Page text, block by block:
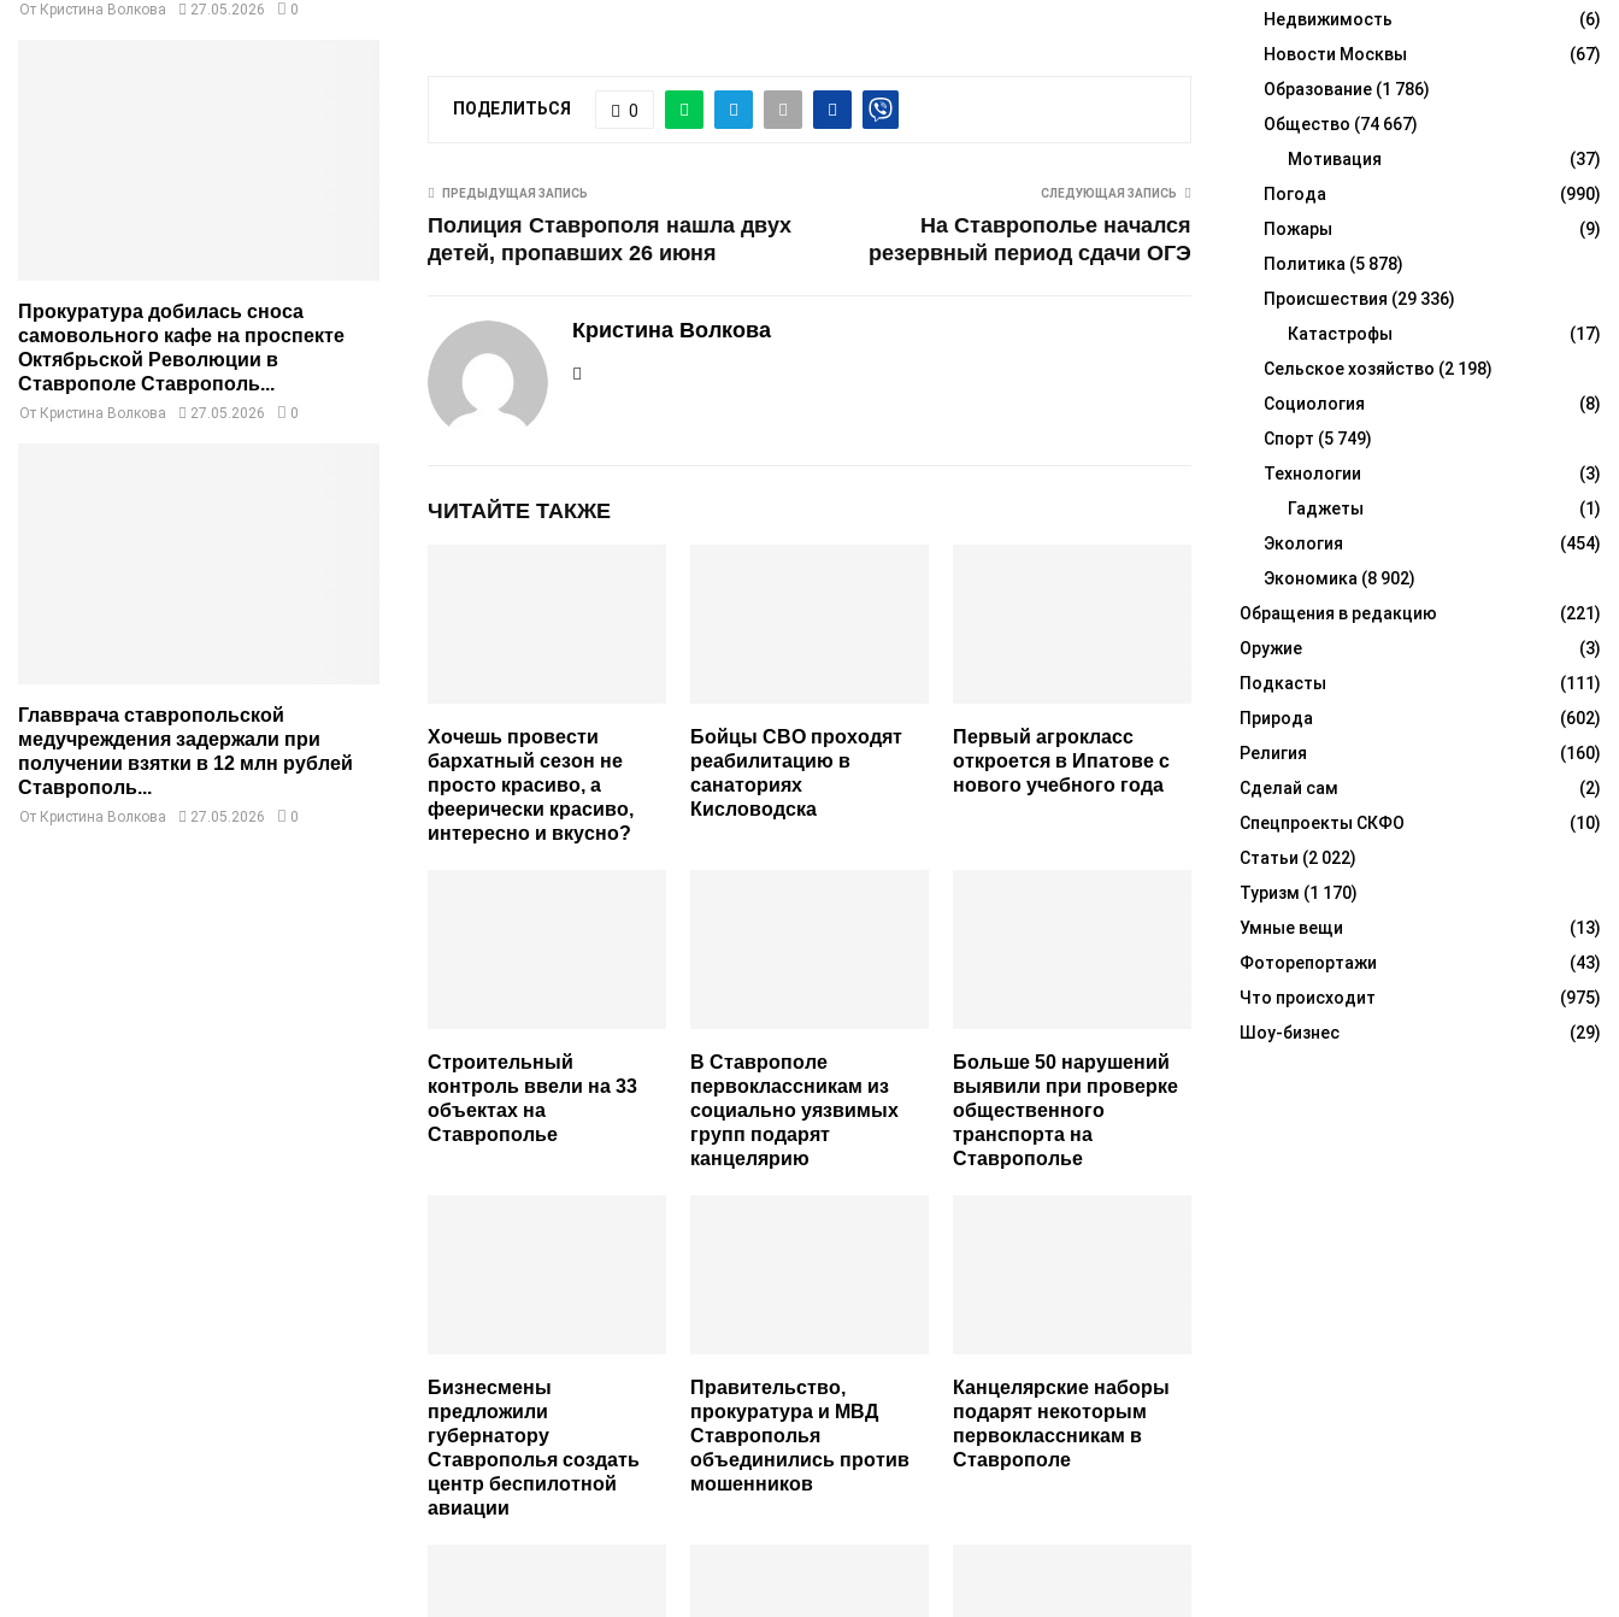
ПОДЕЛИТЬСЯ 0
ПРЕДЫДУЩАЯ ЗАПИСЬ
Полиция Ставрополя нашла двух
детей, пропавших 26 июня
СЛЕДУЮЩАЯ ЗАПИСЬ
На Ставрополье начался
резервный период сдачи ОГЭ
Кристина Волкова
ЧИТАЙТЕ ТАКЖЕ
Хочешь провести
бархатный сезон не
просто красиво, а
феерически красиво,
интересно и вкусно?
Бойцы СВО проходят
реабилитацию в
санаториях
Кисловодска
Первый агрокласс
откроется в Ипатове с
нового учебного года
Строительный
контроль ввели на 33
объектах на
Ставрополье
В Ставрополе
первоклассникам из
социально уязвимых
групп подарят
канцелярию
Больше 50 нарушений
выявили при проверке
общественного
транспорта на
Ставрополье
Бизнесмены
предложили
губернатору
Ставрополья создать
центр беспилотной
авиации
Правительство,
прокуратура и МВД
Ставрополья
объединились против
мошенников
Канцелярские наборы
подарят некоторым
первоклассникам в
Ставрополе
От Кристина Волкова 27.05.2026 0
Прокуратура добилась сноса
самовольного кафе на проспекте
Октябрьской Революции в
Ставрополе Ставрополь...
От Кристина Волкова 27.05.2026 0
Главврача ставропольской
медучреждения задержали при
получении взятки в 12 млн рублей
Ставрополь...
От Кристина Волкова 27.05.2026 0
Недвижимость
(6)
Новости Москвы
(67)
Образование (1 786)
Общество (74 667)
Мотивация
(37)
Погода
(990)
Пожары
(9)
Политика (5 878)
Происшествия (29 336)
Катастрофы
(17)
Сельское хозяйство (2 198)
Социология
(8)
Спорт (5 749)
Технологии
(3)
Гаджеты
(1)
Экология
(454)
Экономика (8 902)
Обращения в редакцию
(221)
Оружие
(3)
Подкасты
(111)
Природа
(602)
Религия
(160)
Сделай сам
(2)
Спецпроекты СКФО
(10)
Статьи (2 022)
Туризм (1 170)
Умные вещи
(13)
Фоторепортажи
(43)
Что происходит
(975)
Шоу-бизнес
(29)